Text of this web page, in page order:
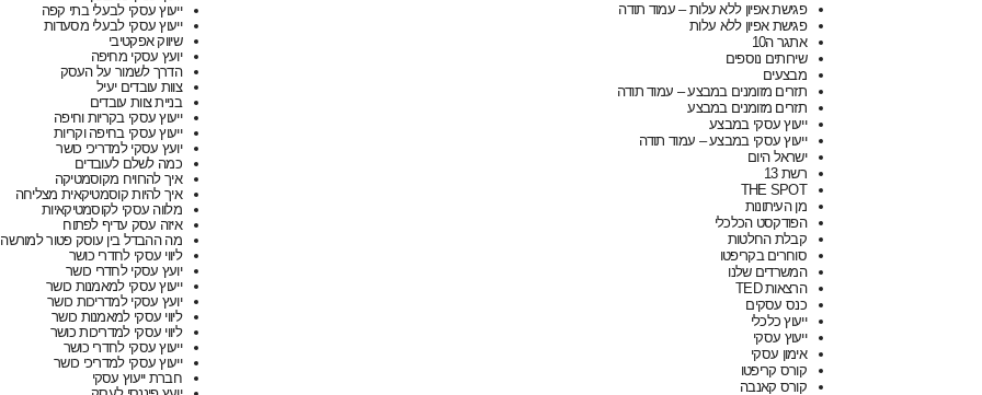
פגישת אפיון ללא עלות – עמוד תודה
פגישת אפיון ללא עלות
אתגר ה10
שירותים נוספים
מבצעים
תזרים מזומנים במבצע – עמוד תודה
תזרים מזומנים במבצע
ייעוץ עסקי במבצע
ייעוץ עסקי במבצע – עמוד תודה
ישראל היום
רשת 13
THE SPOT
מן העיתונות
הפודקסט הכלכלי
קבלת החלטות
סוחרים בקריפטו
המשרדים שלנו
הרצאות TED
כנס עסקים
ייעוץ כלכלי
ייעוץ עסקי
אימון עסקי
קורס קריפטו
קורס קאנבה
ייעוץ עסקי לבעלי בתי קפה
ייעוץ עסקי לבעלי מסעדות
שיווק אפקטיבי
יועץ עסקי מחיפה
הדרך לשמור על העסק
צוות עובדים יעיל
בניית צוות עובדים
ייעוץ עסקי בקריות וחיפה
ייעוץ עסקי בחיפה וקריות
יועץ עסקי למדריכי כושר
כמה לשלם לעובדים
איך להרוויח מקוסמטיקה
איך להיות קוסמטיקאית מצליחה
מלווה עסקי לקוסמטיקאיות
איזה עסק עדיף לפתוח
מה ההבדל בין עוסק פטור למורשה
ליווי עסקי לחדרי כושר
יועץ עסקי לחדרי כושר
ייעוץ עסקי למאמנות כושר
יועץ עסקי למדריכות כושר
ליווי עסקי למאמנות כושר
ליווי עסקי למדריכות כושר
ייעוץ עסקי לחדרי כושר
ייעוץ עסקי למדריכי כושר
חברת ייעוץ עסקי